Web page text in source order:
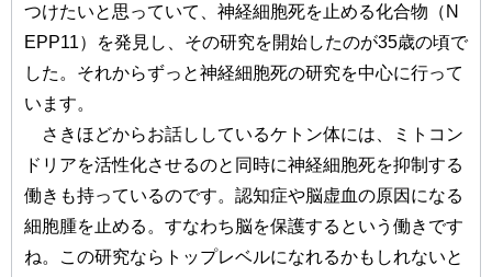
つけたいと思っていて、神経細胞死を止める化合物（N
EPP11）を発見し、その研究を開始したのが35歳の頃で
した。それからずっと神経細胞死の研究を中心に行って
います。
さきほどからお話ししているケトン体には、ミトコン
ドリアを活性化させるのと同時に神経細胞死を抑制する
働きも持っているのです。認知症や脳虚血の原因になる
細胞腫を止める。すなわち脳を保護するという働きです
ね。この研究ならトップレベルになれるかもしれないと